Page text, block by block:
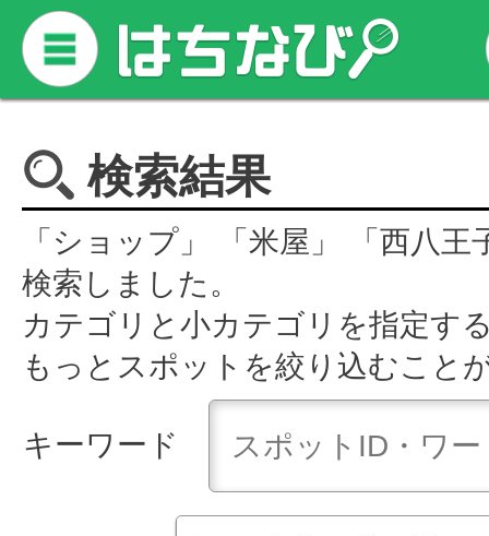
検索結果
「ショップ」 「米屋」 「西八王
検索しました。
カテゴリと小カテゴリを指定す
もっとスポットを絞り込むこと
キーワード